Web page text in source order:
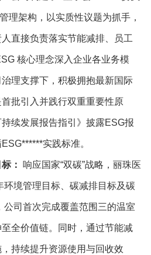
理架构，以实质性议题为抓手，
直接负责落实节能减排、员工
核心理念深入企业各业务模
理支撑下，积极拥抱最新国际
批引入并践行双重重要性原
续发展报告指引》披露ESG报
实践标准。
： 响应国家“双碳”战略，丽珠医
境管理目标、碳减排目标及碳
公司首次完成覆盖范围三的温室
全价值链。同时，通过节能减
持续提升资源使用与回收效